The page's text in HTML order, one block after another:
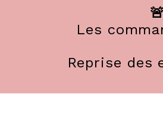
Les
Reprise